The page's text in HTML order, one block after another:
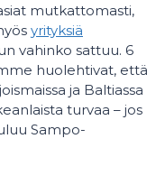
mutkattomasti,
yrityksiä
vahinko sattuu. 6
huolehtivat, että
ja Baltiassa
turvaa – jos
Sampo-